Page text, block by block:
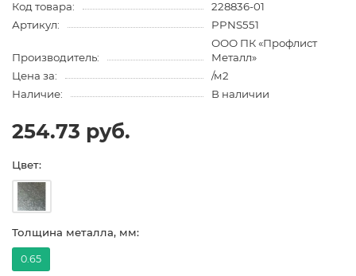
Код товара:
228836-01
Артикул:
PPNS551
Производитель:
ООО ПК «Профлист
Металл»
Цена за:
/м2
Наличие:
В наличии
254.73 руб.
Цвет:
Толщина металла, мм:
0.65